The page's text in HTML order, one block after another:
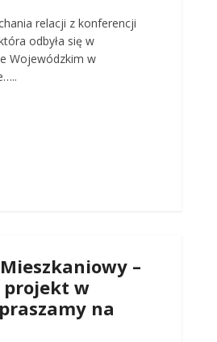
relacji z konferencji
odbyła się w
Wojewódzkim w
–
w
na